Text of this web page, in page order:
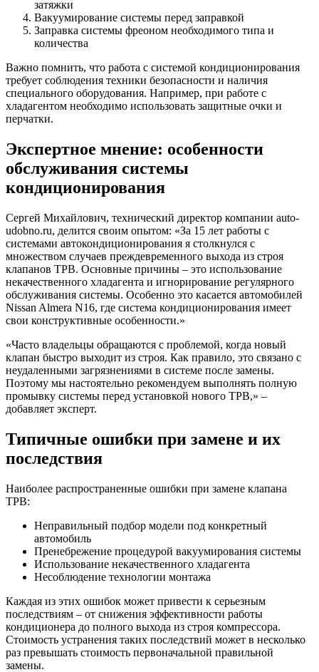
затяжки
Вакуумирование системы перед заправкой
Заправка системы фреоном необходимого типа и
количества
Важно помнить, что работа с системой кондиционирования
требует соблюдения техники безопасности и наличия
специального оборудования. Например, при работе с
хладагентом необходимо использовать защитные очки и
перчатки.
Экспертное мнение: особенности
обслуживания системы
кондиционирования
Сергей Михайлович, технический директор компании auto-
udobno.ru, делится своим опытом: «За 15 лет работы с
системами автокондиционирования я столкнулся с
множеством случаев преждевременного выхода из строя
клапанов ТРВ. Основные причины – это использование
некачественного хладагента и игнорирование регулярного
обслуживания системы. Особенно это касается автомобилей
Nissan Almera N16, где система кондиционирования имеет
свои конструктивные особенности.»
«Часто владельцы обращаются с проблемой, когда новый
клапан быстро выходит из строя. Как правило, это связано с
неудаленными загрязнениями в системе после замены.
Поэтому мы настоятельно рекомендуем выполнять полную
промывку системы перед установкой нового ТРВ,» –
добавляет эксперт.
Типичные ошибки при замене и их
последствия
Наиболее распространенные ошибки при замене клапана
ТРВ:
Неправильный подбор модели под конкретный
автомобиль
Пренебрежение процедурой вакуумирования системы
Использование некачественного хладагента
Несоблюдение технологии монтажа
Каждая из этих ошибок может привести к серьезным
последствиям – от снижения эффективности работы
кондиционера до полного выхода из строя компрессора.
Стоимость устранения таких последствий может в несколько
раз превышать стоимость первоначальной правильной
замены.